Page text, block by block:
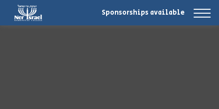
Sponsorships available